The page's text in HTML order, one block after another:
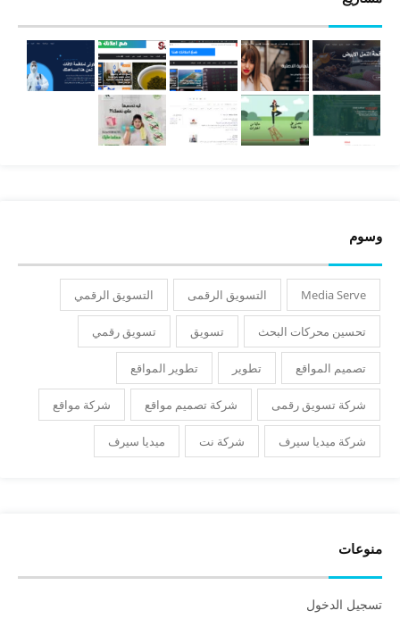
وسوم
Media Serve التسويق الرقمى التسويق الرقمي
تحسين محركات البحث تسويق تسويق رقمي
تصميم المواقع تطوير تطوير المواقع
شركة تسويق رقمى شركة تصميم مواقع شركة مواقع
شركة ميديا سيرف شركة نت ميديا سيرف
منوعات
تسجيل الدخول